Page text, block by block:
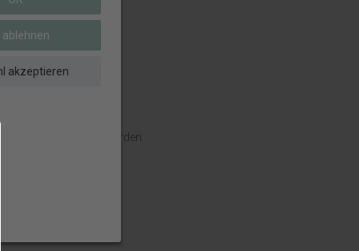
eingeschlossen werden.
ablehnen
akzeptieren